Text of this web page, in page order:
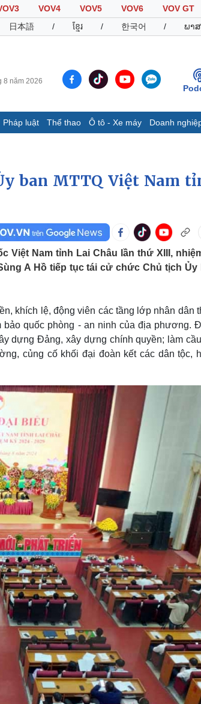
VOV4 VOV5 VOV6
VOV GT
日本語 / ខ្មែរ / 한국어 / ພາ
8 năm 2026
Pháp luật Thể thao Ô tô - Xe máy Doanh
đây
Ảnh
E-Magazine
đá
Ô tô - Xe máy
Ô tô
Xe máy
ảnh
Giải trí
Nghệ sĩ
ban MTTQ Việt Nam
Việt Nam tỉnh Lai Châu lần thứ XIII,
A Hồ tiếp tục tái cử chức Chủ tịch Ủy
khích lệ, động viên các tầng lớp nhân dân
quốc phòng - an ninh của địa phương.
dựng Đảng, xây dựng chính quyền; làm
củng cố khối đại đoàn kết các dân tộc,